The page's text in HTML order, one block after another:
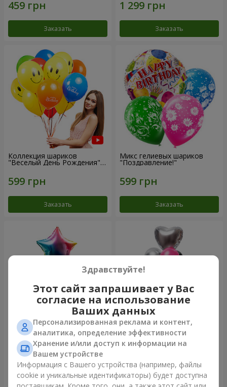
Заказать Заказать
Коллекция шариков
"Веселый День Рождения" -
7 шариков
Заказать
Микс гелиевых шариков
"Поздравление!"
Заказать
Фонтан шаров "Arcobaleno"
Заказать
Фонтан шаров "Aloha"
Заказать
Здравствуйте!
Этот сайт запрашивает у Вас
согласие на использование
Ваших данных
Персонализированная реклама и контент,
аналитика, определение эффективности
Хранение и/или доступ к информации на
Вашем устройстве
Информация с Вашего устройства (например, файлы
cookie и уникальные идентификаторы) будет доступна